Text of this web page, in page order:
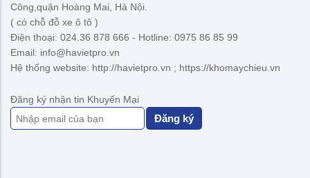
Công,quận Hoàng Mai, Hà Nội.
( có chỗ đỗ xe ô tô )
Điện thoại: 024.36 878 666 - Hotline: 0975 86 85 99
Email: info@havietpro.vn
Hệ thống website: http://havietpro.vn ; https://khomaychieu.vn
Đăng ký nhận tin Khuyến Mại
Đăng ký